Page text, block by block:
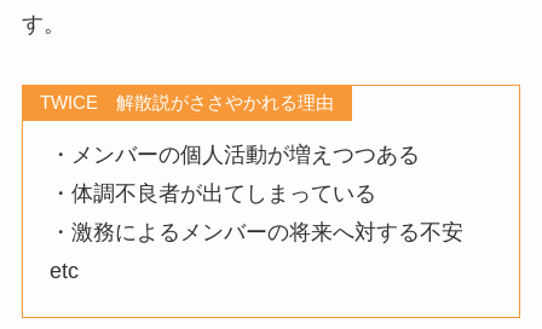
す。
TWICE 解散説がささやかれる理由
・メンバーの個人活動が増えつつある
・体調不良者が出てしまっている
・激務によるメンバーの将来へ対する不安
etc